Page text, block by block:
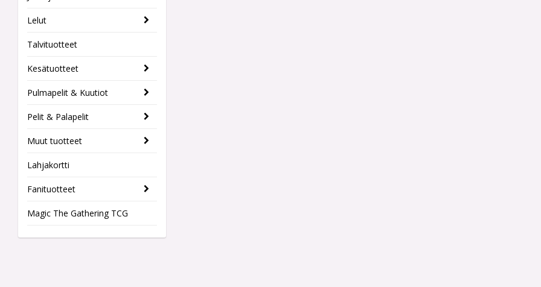
Lelut
Talvituotteet
Kesätuotteet
Pulmapelit & Kuutiot
Pelit & Palapelit
Muut tuotteet
Lahjakortti
Fanituotteet
Magic The Gathering TCG